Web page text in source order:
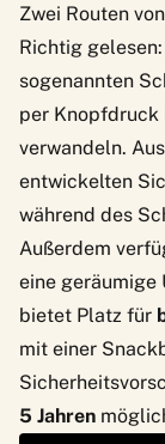
Zwei Routen
Richtig
sogenannten
per
verwandeln.
entwickelten
während des
Außerdem
eine geräumige
bietet Platz für
mit einer
5 Jahren